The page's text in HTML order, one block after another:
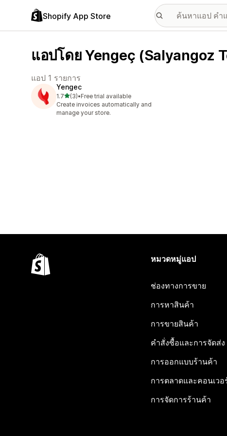
Shopify App Store
แอปโดย Yengeç (Salyangoz
แอป 1 รายการ
Yengec
1.7เต็ม 5 ดาว
(3)
ทั้งหมด 3 รีวิว
•Free trial available
Create invoices automatically and
manage your store.
หมวดหมู่แอป
ช่องทางการขาย
การหาสินค้า
การขายสินค้า
คำสั่งซื้อและการจัดส่ง
การออกแบบร้านค้า
การตลาดและคอนเว
การจัดการร้านค้า